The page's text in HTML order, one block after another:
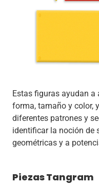
Estas figuras ayudan a
forma, tamaño y color,
diferentes patrones y
identificar la noción de
geométricas y a
Piezas Tangram